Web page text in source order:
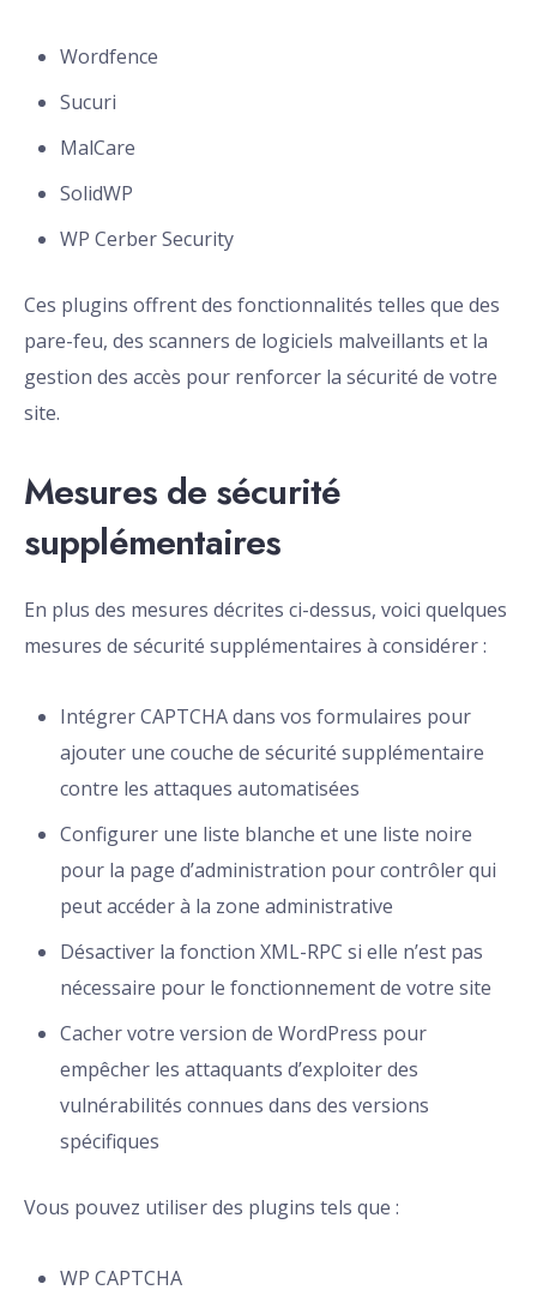
Wordfence
Sucuri
MalCare
SolidWP
WP Cerber Security
Ces plugins offrent des fonctionnalités telles que des
pare-feu, des scanners de logiciels malveillants et la
gestion des accès pour renforcer la sécurité de votre
site.
Mesures de sécurité
supplémentaires
En plus des mesures décrites ci-dessus, voici quelques
mesures de sécurité supplémentaires à considérer :
Intégrer CAPTCHA dans vos formulaires pour
ajouter une couche de sécurité supplémentaire
contre les attaques automatisées
Configurer une liste blanche et une liste noire
pour la page d’administration pour contrôler qui
peut accéder à la zone administrative
Désactiver la fonction XML-RPC si elle n’est pas
nécessaire pour le fonctionnement de votre site
Cacher votre version de WordPress pour
empêcher les attaquants d’exploiter des
vulnérabilités connues dans des versions
spécifiques
Vous pouvez utiliser des plugins tels que :
WP CAPTCHA